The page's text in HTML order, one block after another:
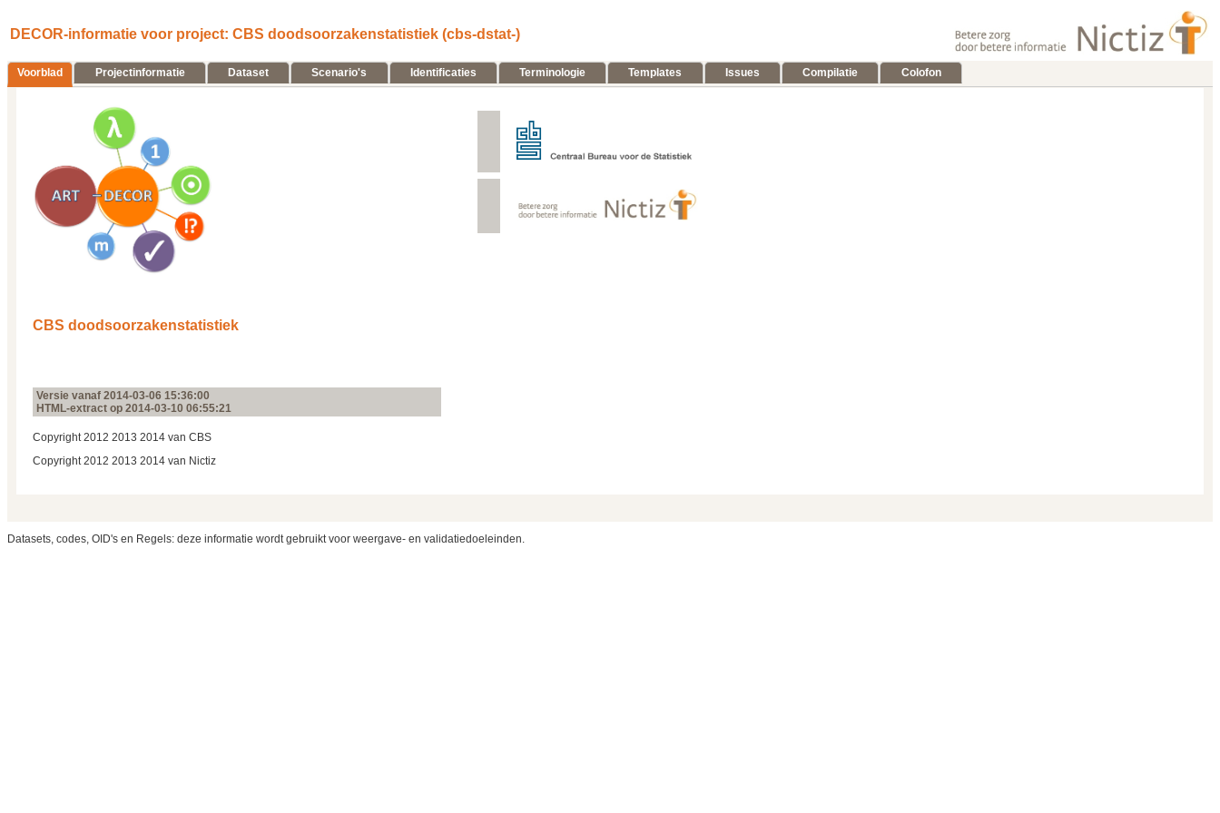
DECOR-informatie voor project: CBS doodsoorzakenstatistiek (cbs-dstat-)
Voorblad Projectinformatie Dataset Scenario's Identificaties Terminologie Templates Issues Compilatie Colofon
CBS doodsoorzakenstatistiek
Versie vanaf 2014‑03‑06 15:36:00
HTML-extract op 2014‑03‑10 06:55:21
Copyright 2012 2013 2014 van CBS
Copyright 2012 2013 2014 van Nictiz
Datasets, codes, OID's en Regels: deze informatie wordt gebruikt voor weergave- en validatiedoeleinden.